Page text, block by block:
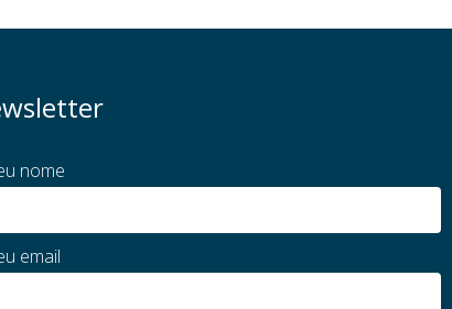
nome
email